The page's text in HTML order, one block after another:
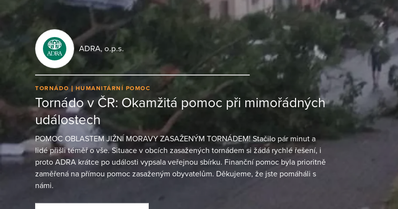
ADRA, o.p.s.
TORNÁDO HUMANITÁRNÍ POMOC
Tornádo v ČR: Okamžitá pomoc při mimořádných
událostech
POMOC OBLASTEM JIŽNÍ MORAVY ZASAŽENÝM TORNÁDEM! Stačilo pár minut a
lidé přišli téměř o vše. Situace v obcích zasažených tornádem si žádá rychlé řešení, i
proto ADRA krátce po události vypsala veřejnou sbírku. Finanční pomoc byla prioritně
zaměřená na přímou pomoc zasaženým obyvatelům. Děkujeme, že jste pomáháli s
námi.